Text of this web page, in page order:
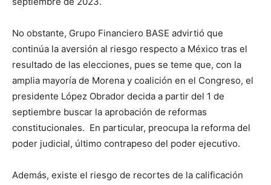
No obstante, Grupo Financiero BASE advirtió que
continúa la aversión al riesgo respecto a México tras el
resultado de las elecciones, pues se teme que, con la
amplia mayoría de Morena y coalición en el Congreso, el
presidente López Obrador decida a partir del 1 de
septiembre buscar la aprobación de reformas
constitucionales. En particular, preocupa la reforma del
poder judicial, último contrapeso del poder ejecutivo.
Además, existe el riesgo de recortes de la calificación